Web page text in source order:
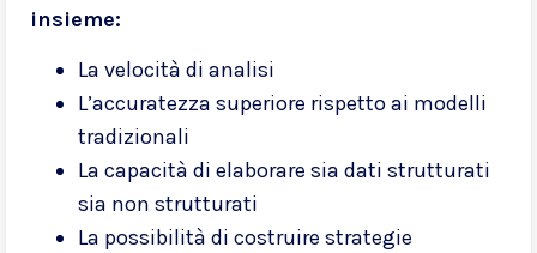
insieme:
La velocità di analisi
L’accuratezza superiore rispetto ai modelli
tradizionali
La capacità di elaborare sia dati strutturati
sia non strutturati
La possibilità di costruire strategie